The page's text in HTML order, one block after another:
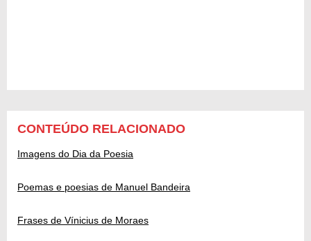
CONTEÚDO RELACIONADO
Imagens do Dia da Poesia
Poemas e poesias de Manuel Bandeira
Frases de Vínicius de Moraes